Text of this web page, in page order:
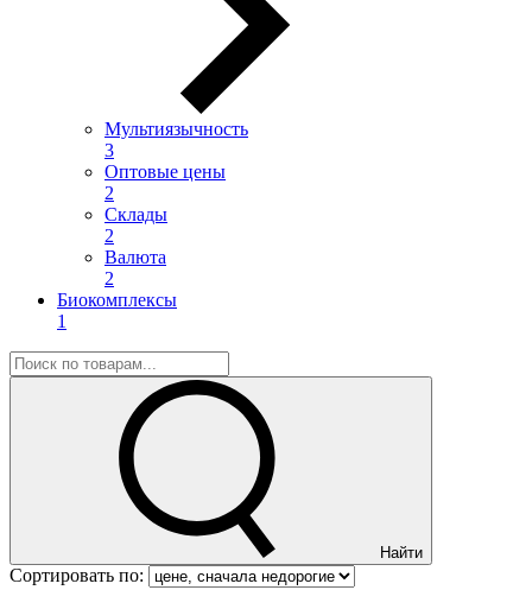
Мультиязычность
3
Оптовые цены
2
Склады
2
Валюта
2
Биокомплексы
1
Найти
Сортировать по: